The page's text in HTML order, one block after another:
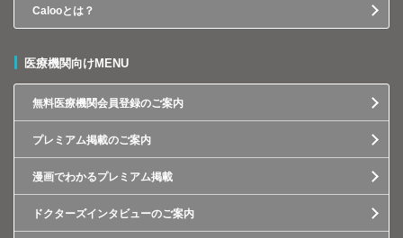
Calooとは？
医療機関向けMENU
無料医療機関会員登録のご案内
プレミアム掲載のご案内
漫画でわかるプレミアム掲載
ドクターズインタビューのご案内